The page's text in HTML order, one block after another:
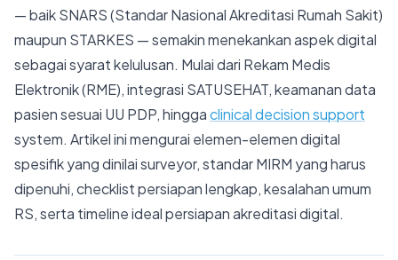
— baik SNARS (Standar Nasional Akreditasi Rumah Sakit)
maupun STARKES — semakin menekankan aspek digital
sebagai syarat kelulusan. Mulai dari Rekam Medis
Elektronik (RME), integrasi SATUSEHAT, keamanan data
pasien sesuai UU PDP, hinggaclinical decision support
system. Artikel ini mengurai elemen-elemen digital
spesifik yang dinilai surveyor, standar MIRM yang harus
dipenuhi, checklist persiapan lengkap, kesalahan umum
RS, serta timeline ideal persiapan akreditasi digital.